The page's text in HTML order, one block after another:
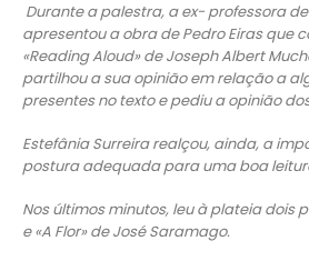
Durante a palestra, a ex- professora
apresentou a obra de Pedro Eiras que
«Reading Aloud» de Joseph Albert
partilhou a sua opinião em relação a
presentes no texto e pediu a opinião
Estefânia Surreira realçou, ainda, a
postura adequada para uma boa
Nos últimos minutos, leu à plateia dois
e «A Flor» de José Saramago.